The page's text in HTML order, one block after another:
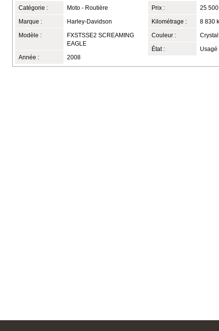
Catégorie : Moto - Routière
Marque : Harley-Davidson
Modèle :
FXSTSSE2 SCREAMING
EAGLE
Année : 2008
Prix : 25
Kilométrage : 8 830
Couleur :
État : Usagé